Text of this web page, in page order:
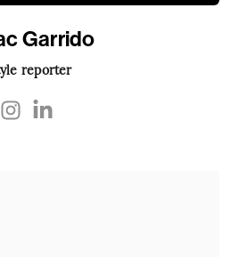
Garrido
reporter